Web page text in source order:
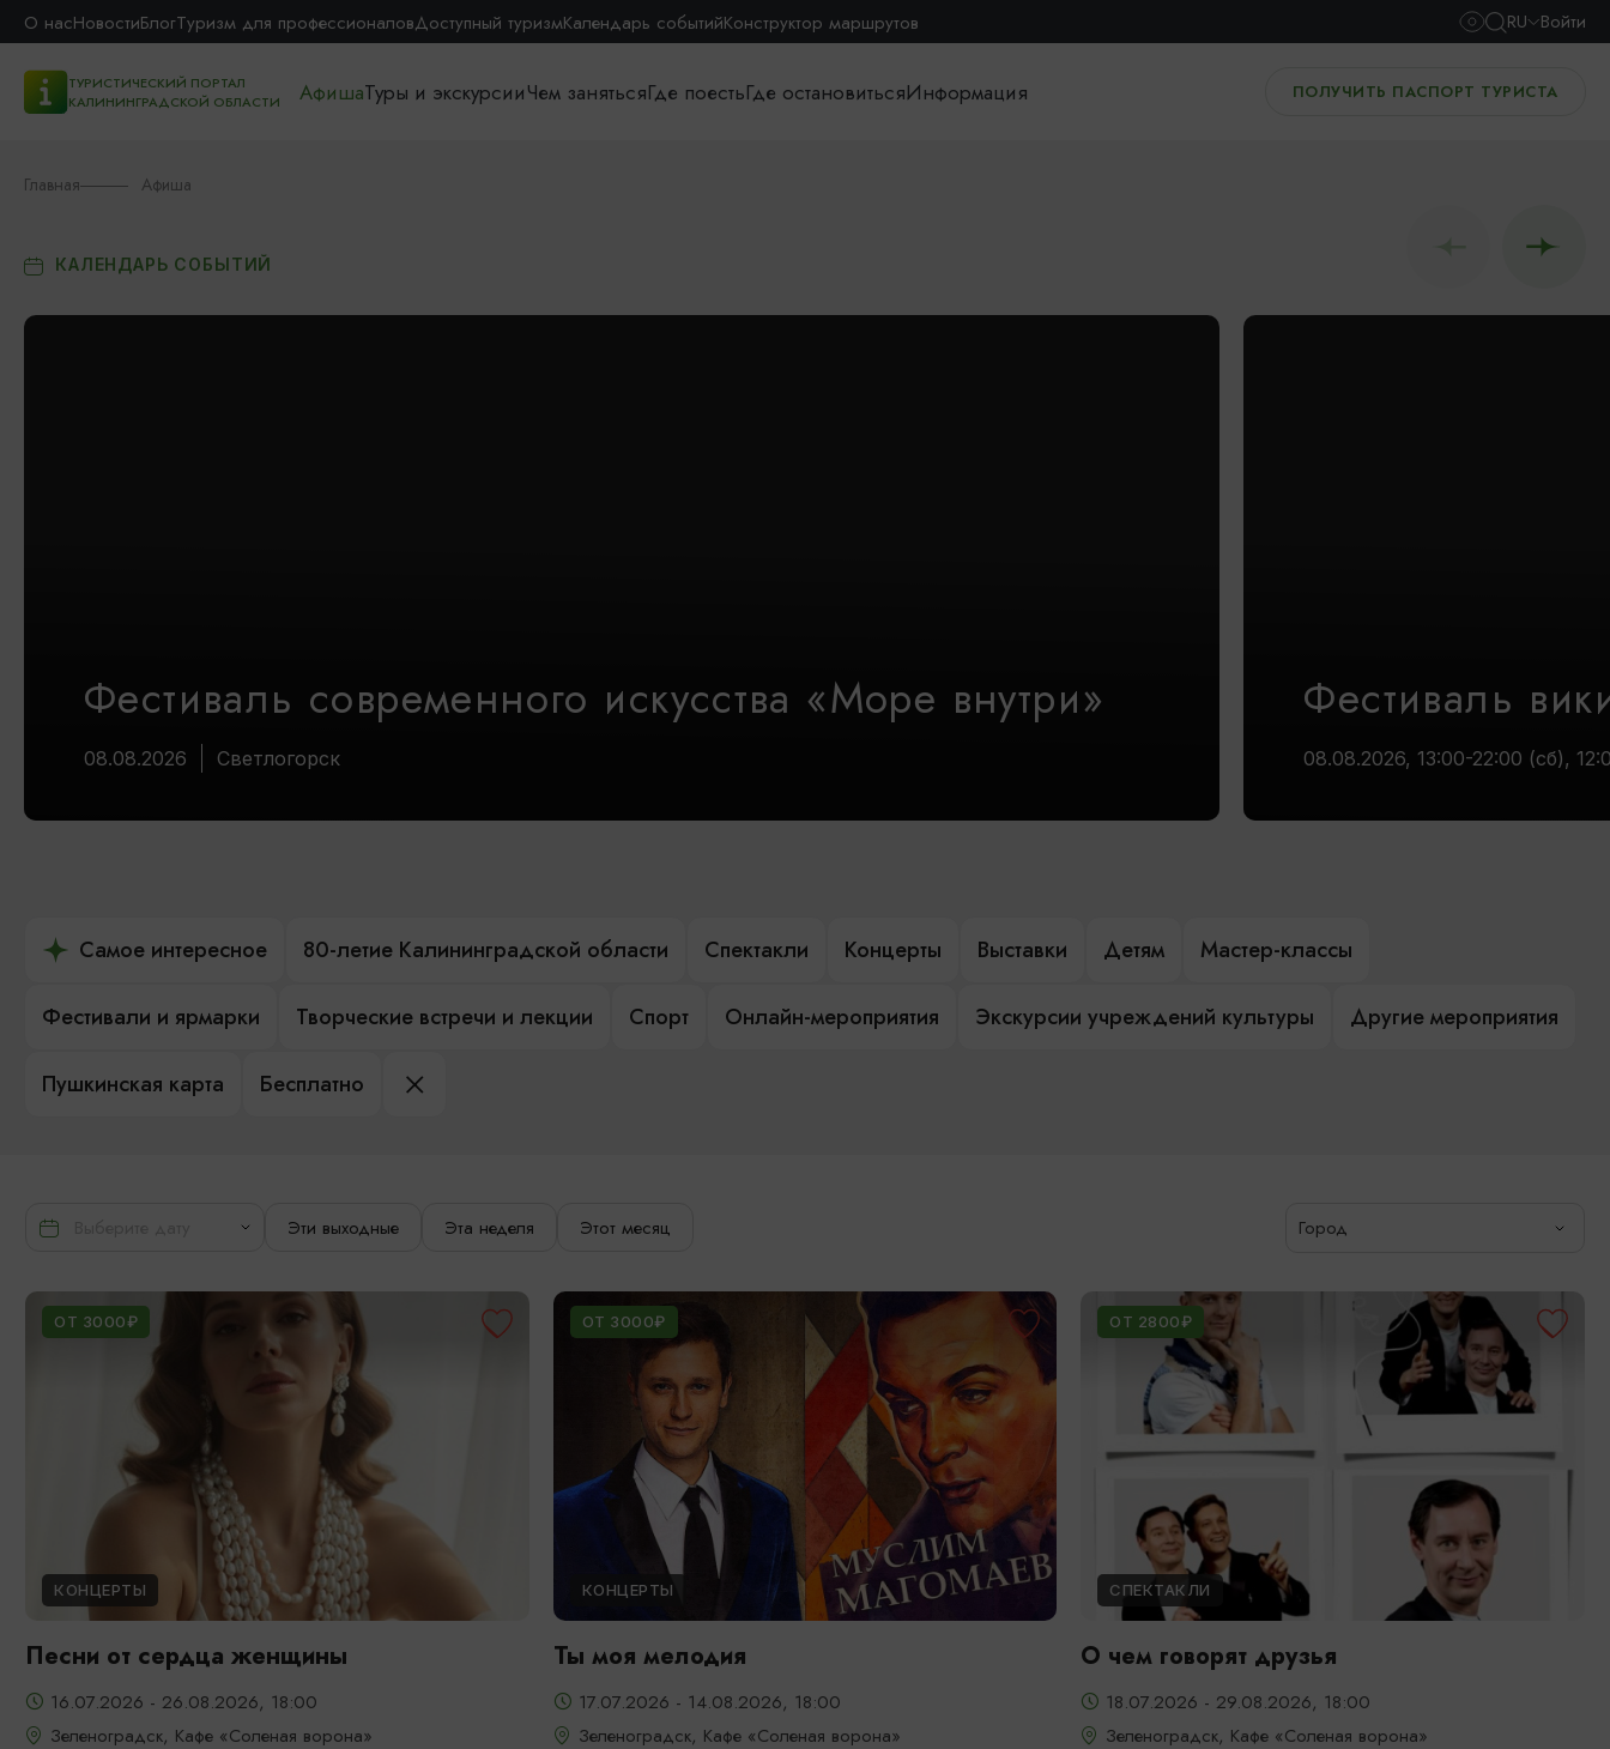
О насНовостиБлогТуризм для профессионаловДоступный туризмКалендарь событийКонструктор маршрутов RU Войти
ТУРИСТИЧЕСКИЙ ПОРТАЛ
КАЛИНИНГРАДСКОЙ ОБЛАСТИ
АфишаТуры и экскурсииЧем занятьсяГде поестьГде остановитьсяИнформация ПОЛУЧИТЬ ПАСПОРТ ТУРИСТА
Главная Афиша
КАЛЕНДАРЬ СОБЫТИЙ
Фестиваль современного искусства «Море внутри»
08.08.2026 Светлогорск
Фестиваль
08.08.2026, 13:00-22:00 (сб),
Самое интересное 80-летие Калининградской области Спектакли Концерты Выставки Детям Мастер-классы
Фестивали и ярмарки Творческие встречи и лекции Спорт Онлайн-мероприятия Экскурсии учреждений культуры Другие мероприятия
Пушкинская карта Бесплатно
Эти выходные Эта неделя Этот месяц Город
ОТ 3000₽
КОНЦЕРТЫ
Песни от сердца женщины
16.07.2026 - 26.08.2026, 18:00
Зеленоградск, Кафе «Соленая ворона»
ОТ 3000₽
КОНЦЕРТЫ
Ты моя мелодия
17.07.2026 - 14.08.2026, 18:00
Зеленоградск, Кафе «Соленая ворона»
ОТ 2800₽
СПЕКТАКЛИ
О чем говорят друзья
18.07.2026 - 29.08.2026, 18:00
Зеленоградск, Кафе «Соленая ворона»